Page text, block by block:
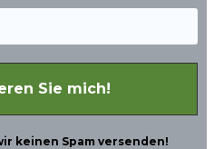
keinen Spam versenden!